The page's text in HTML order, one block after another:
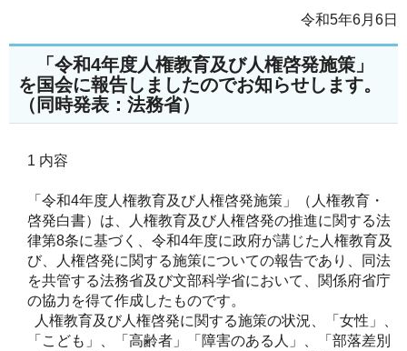
令和5年6月6日
「令和4年度人権教育及び人権啓発施策」
を国会に報告しましたのでお知らせします。
（同時発表：法務省）
1 内容
「令和4年度人権教育及び人権啓発施策」（人権教育・
啓発白書）は、人権教育及び人権啓発の推進に関する法
律第8条に基づく、令和4年度に政府が講じた人権教育及
び、人権啓発に関する施策についての報告であり、同法
を共管する法務省及び文部科学省において、関係府省庁
の協力を得て作成したものです。
人権教育及び人権啓発に関する施策の状況、「女性」、
「こども」、「高齢者」「障害のある人」、「部落差別